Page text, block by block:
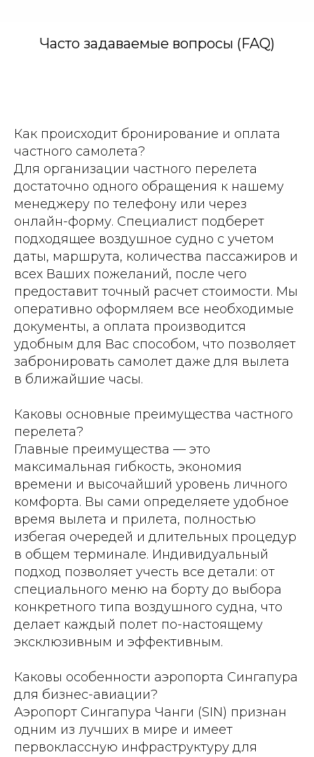
Часто задаваемые вопросы (FAQ)
Как происходит бронирование и оплата
частного самолета?
Для организации частного перелета
достаточно одного обращения к нашему
менеджеру по телефону или через
онлайн-форму. Специалист подберет
подходящее воздушное судно с учетом
даты, маршрута, количества пассажиров и
всех Ваших пожеланий, после чего
предоставит точный расчет стоимости. Мы
оперативно оформляем все необходимые
документы, а оплата производится
удобным для Вас способом, что позволяет
забронировать самолет даже для вылета
в ближайшие часы.
Каковы основные преимущества частного
перелета?
Главные преимущества — это
максимальная гибкость, экономия
времени и высочайший уровень личного
комфорта. Вы сами определяете удобное
время вылета и прилета, полностью
избегая очередей и длительных процедур
в общем терминале. Индивидуальный
подход позволяет учесть все детали: от
специального меню на борту до выбора
конкретного типа воздушного судна, что
делает каждый полет по-настоящему
эксклюзивным и эффективным.
Каковы особенности аэропорта Сингапура
для бизнес-авиации?
Аэропорт Сингапура Чанги (SIN) признан
одним из лучших в мире и имеет
первоклассную инфраструктуру для